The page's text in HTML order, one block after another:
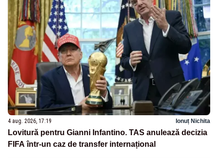
4 aug. 2026, 17:19 Ionuț Nichita
Lovitură pentru Gianni Infantino. TAS anulează decizia
FIFA într-un caz de transfer internațional